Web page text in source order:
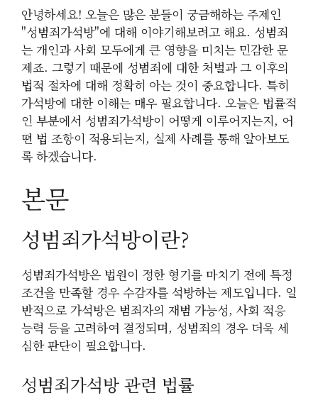
안녕하세요! 오늘은 많은 분들이 궁금해하는 주제인
"성범죄가석방"에 대해 이야기해보려고 해요. 성범죄
는 개인과 사회 모두에게 큰 영향을 미치는 민감한 문
제죠. 그렇기 때문에 성범죄에 대한 처벌과 그 이후의
법적 절차에 대해 정확히 아는 것이 중요합니다. 특히
가석방에 대한 이해는 매우 필요합니다. 오늘은 법률적
인 부분에서 성범죄가석방이 어떻게 이루어지는지, 어
떤 법 조항이 적용되는지, 실제 사례를 통해 알아보도
록 하겠습니다.
본문
성범죄가석방이란?
성범죄가석방은 법원이 정한 형기를 마치기 전에 특정
조건을 만족할 경우 수감자를 석방하는 제도입니다. 일
반적으로 가석방은 범죄자의 재범 가능성, 사회 적응
능력 등을 고려하여 결정되며, 성범죄의 경우 더욱 세
심한 판단이 필요합니다.
성범죄가석방 관련 법률